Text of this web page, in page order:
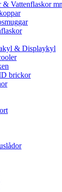
& Vattenflaskor
& Displaykyl
brickor